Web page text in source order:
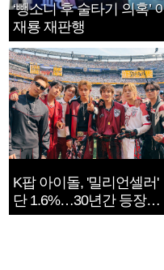
‘뺑소니 후 술타기 의혹’
재룡 재판행
K팝 아이돌, '밀리언셀러'
단 1.6%…30년간 등장
1182개팀 전수조사